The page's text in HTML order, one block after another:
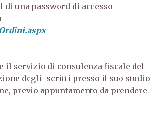
di una password di accesso
il servizio di consulenza fiscale del
degli iscritti presso il suo studio
previo appuntamento da prendere